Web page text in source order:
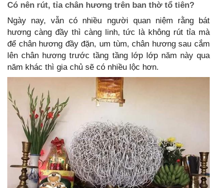
Có nên rút, tỉa chân hương trên ban thờ tổ tiên?
Ngày nay, vẫn có nhiều người quan niệm rằng bát
hương càng đầy thì càng linh, tức là không rút tỉa mà
để chân hương đầy đặn, um tùm, chân hương sau cắm
lên chân hương trước tầng tầng lớp lớp năm này qua
năm khác thì gia chủ sẽ có nhiều lộc hơn.